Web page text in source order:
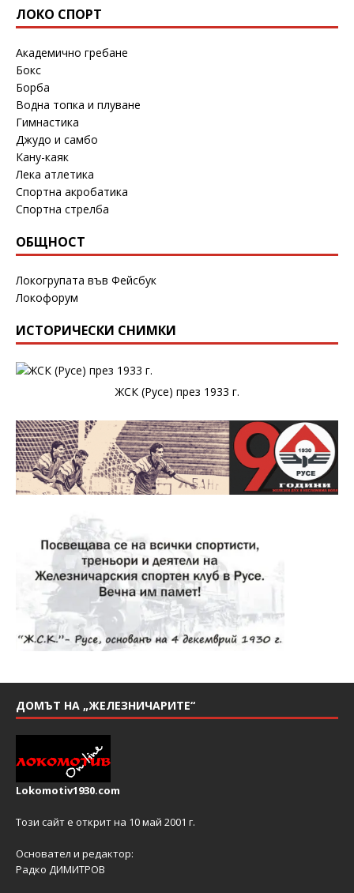
ЛОКО СПОРТ
Академично гребане
Бокс
Борба
Водна топка и плуване
Гимнастика
Джудо и самбо
Кану-каяк
Лека атлетика
Спортна акробатика
Спортна стрелба
ОБЩНОСТ
Локогрупата във Фейсбук
Локофорум
ИСТОРИЧЕСКИ СНИМКИ
ЖСК (Русе) през 1933 г.
ДОМЪТ НА „ЖЕЛЕЗНИЧАРИТЕ“
Lokomotiv1930.com
Този сайт е открит на 10 май 2001 г.
Основател и редактор:
Радко ДИМИТРОВ